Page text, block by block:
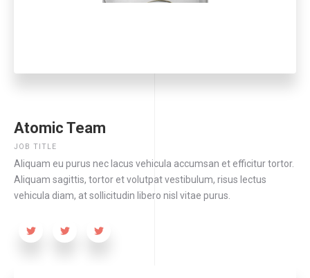
Atomic Team
JOB TITLE
Aliquam eu purus nec lacus vehicula accumsan et efficitur tortor.
Aliquam sagittis, tortor et volutpat vestibulum, risus lectus
vehicula diam, at sollicitudin libero nisl vitae purus.